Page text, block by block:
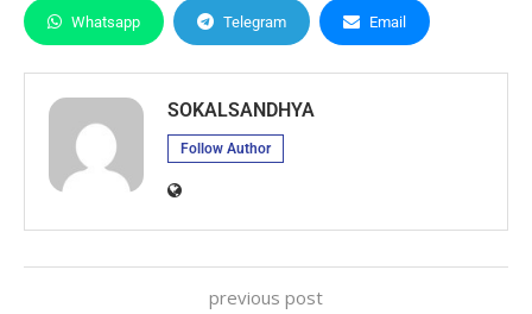
Whatsapp Telegram Email
SOKALSANDHYA
Follow Author
previous post